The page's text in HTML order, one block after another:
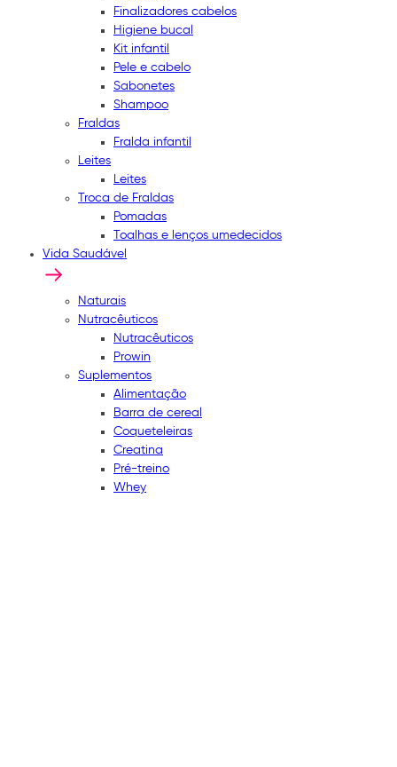
Finalizadores cabelos
Higiene bucal
Kit infantil
Pele e cabelo
Sabonetes
Shampoo
Fraldas
Fralda infantil
Leites
Leites
Troca de Fraldas
Pomadas
Toalhas e lenços umedecidos
Vida Saudável
Naturais
Nutracêuticos
Nutracêuticos
Prowin
Suplementos
Alimentação
Barra de cereal
Coqueteleiras
Creatina
Pré-treino
Whey